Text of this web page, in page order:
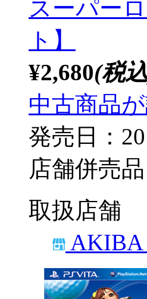
スーパー
ト】
¥2,680(税
中古商品
発売日：
店舗併売品
取扱店舗
AKIBA